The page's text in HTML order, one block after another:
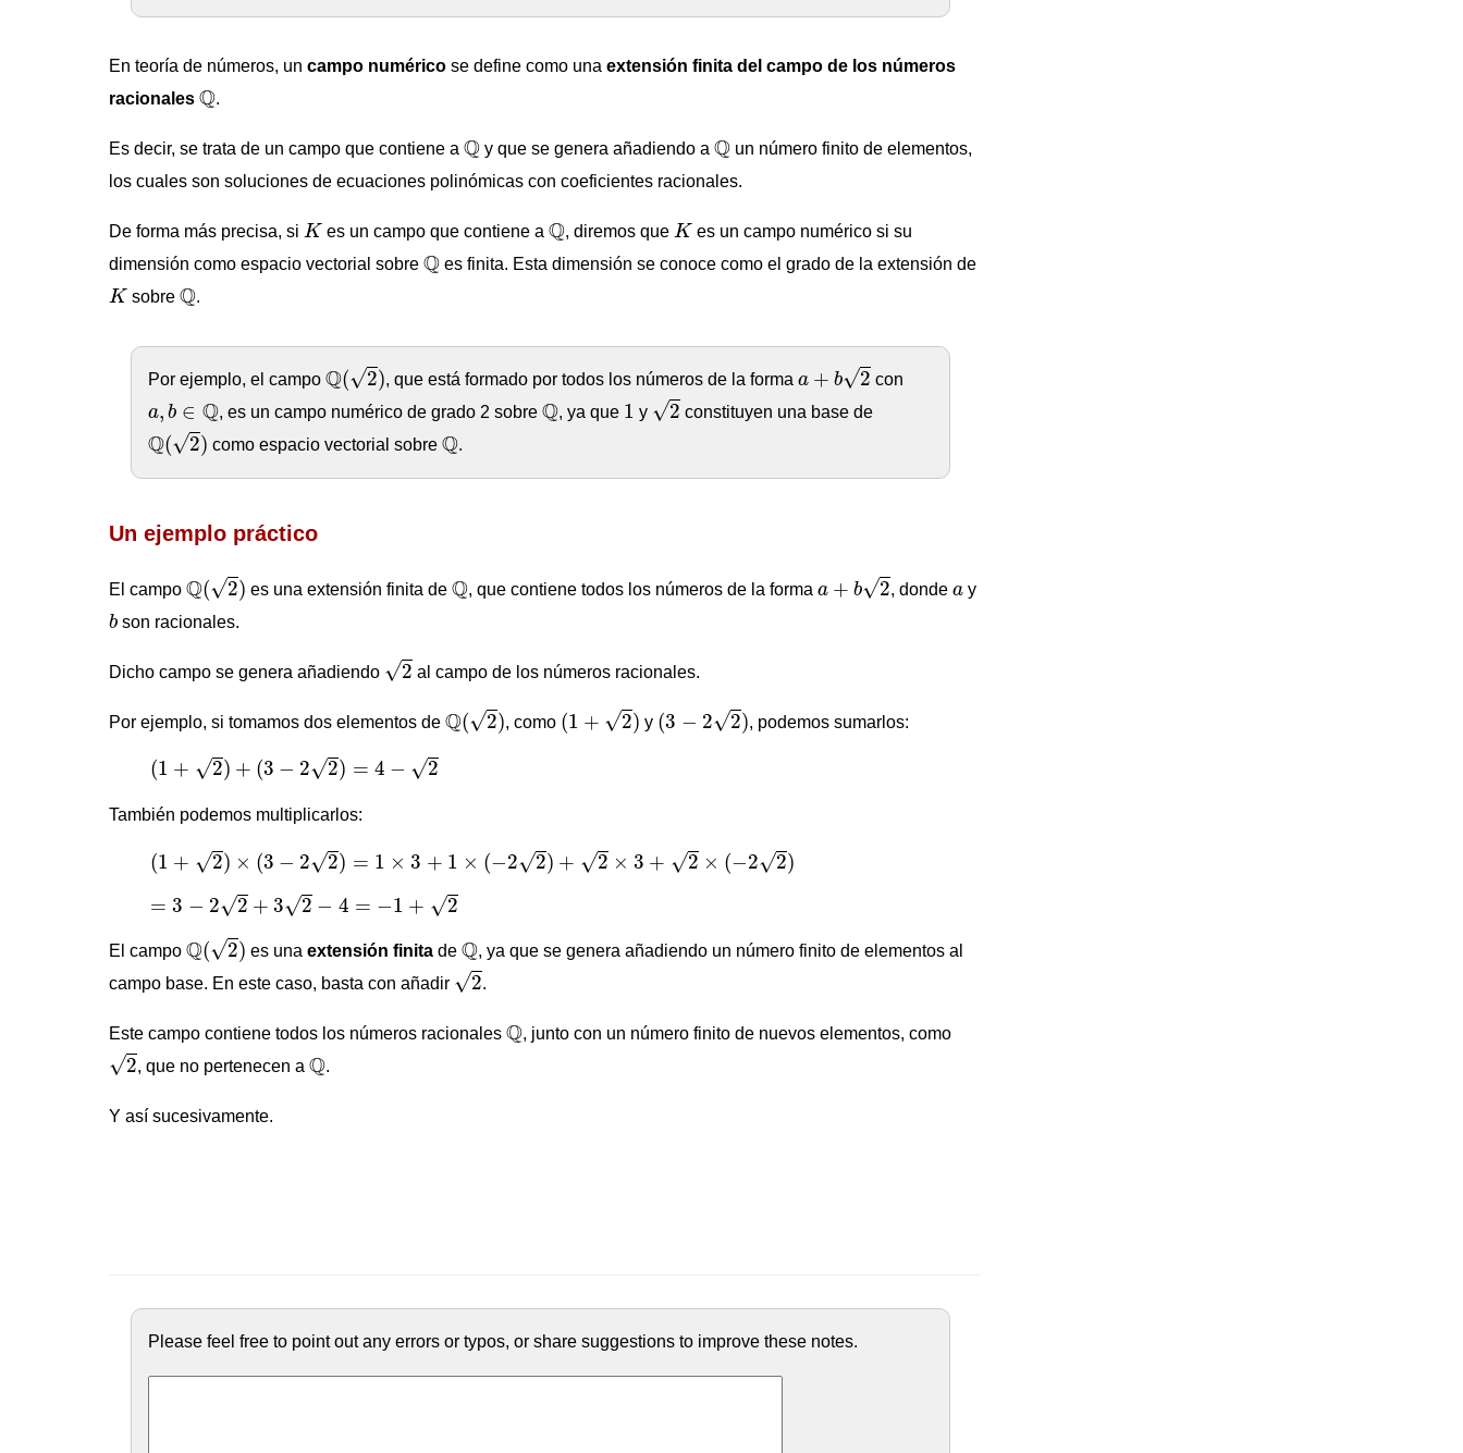
En teoría de números, un campo numérico se define como una extensión finita del campo de los números
racionales Q
Q.
Es decir, se trata de un campo que contiene a Q
Q y que se genera añadiendo a Q
Q un número finito de elementos,
los cuales son soluciones de ecuaciones polinómicas con coeficientes racionales.
De forma más precisa, si K
K es un campo que contiene a Q
Q, diremos que K
K es un campo numérico si su
dimensión como espacio vectorial sobre Q
Q es finita. Esta dimensión se conoce como el grado de la extensión de
K
K sobre Q
Q.
Por ejemplo, el campo Q(√2)
Q ( )
, que está formado por todos los números de la forma a + b√2
2
con
a, b ∈ Q
b ∈ Q , es un campo numérico de grado 2 sobre Q
Q, ya que 1
1 y √2 constituyen una base de
Q(√2)
Q ( )
como espacio vectorial sobre Q
Q.
Un ejemplo práctico
El campo Q(√2)
( )
es una extensión finita de Q
Q, que contiene todos los números de la forma a + b√2, dondea
a y
b
b son racionales.
Dicho campo se genera añadiendo √2 al campo de los números racionales.
Por ejemplo, si tomamos dos elementos de Q(√2)
( )
, como (1 + √2)
(
y (3 − 2√2)
(
, podemos sumarlos:
(1 + √2) + (3 − 2√2) = 4 − √2
(1 +( −2 2)=
También podemos multiplicarlos:
(1 + √2) × (3 − 2√2) = 1 × 3 + 1 × (−2√2) + √2 × 3 + √2 × (−2√2)
+ )×( 2 =1 3+ ( 22 )+2 2× −2
= 3 − 2√2 + 3√2 − 4 = −1 + √2
= 3− + 2− =−
El campo Q(√2)
Q ( )
es una extensión finita de Q
Q, ya que se genera añadiendo un número finito de elementos al
campo base. En este caso, basta con añadir √2.
Este campo contiene todos los números racionales Q
Q, junto con un número finito de nuevos elementos, como
√2, que no pertenecen a Q
Q.
Y así sucesivamente.
Please feel free to point out any errors or typos, or share suggestions to improve these notes.